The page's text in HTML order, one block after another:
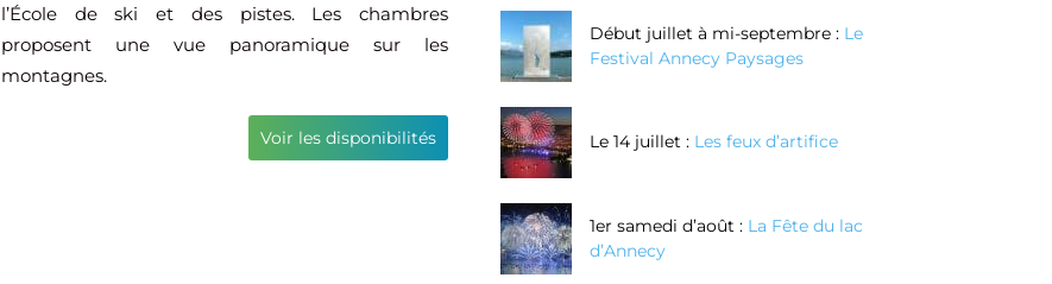
l’École de ski et des pistes. Les chambres
proposent une vue panoramique sur les
montagnes.
Voir les disponibilités
Début juillet à mi-septembre : Le
Festival Annecy Paysages
Le 14 juillet : Les feux d’artifice
1er samedi d’août : La Fête du lac
d’Annecy